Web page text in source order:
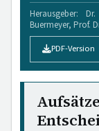
Herausgeber:
Buermeyer, Prof.
PDF-Version